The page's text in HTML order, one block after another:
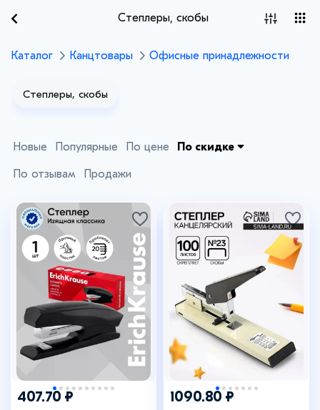
Степлеры, скобы
Каталог Канцтовары Офисные принадлежности
Степлеры, скобы
Новые Популярные По цене По скидке
По отзывам Продажи
407.70 ₽ 1090.80 ₽